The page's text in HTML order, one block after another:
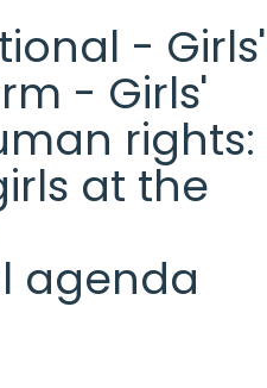
- Girls'
- Girls'
rights:
at the
agenda